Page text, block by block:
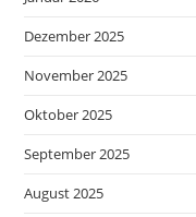
Dezember 2025
November 2025
Oktober 2025
September 2025
August 2025